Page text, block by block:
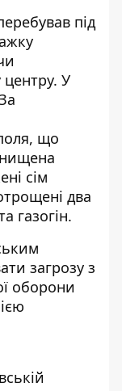
під
У
що
сім
два
газогін.
загрозу з
оборони